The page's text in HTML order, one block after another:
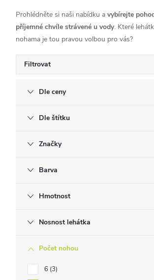
Prohlédněte si naši nabídku a vybírejte
příjemné chvíle strávené u vody. Které
nohama je tou pravou volbou pro vás?
Filtrovat
Dle ceny
Dle štítku
Značky
Barva
Hmotnost
Nosnost lehátka
Počet nohou
6 3